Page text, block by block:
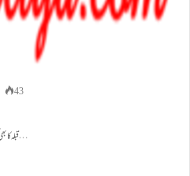
43
قبلہ کا بھی کعبہ رُخِ نیکو نظر آیا کعبہ کا بھی قبلہ خمِ اَبرو نظر آیا محشر میں کسی نے…